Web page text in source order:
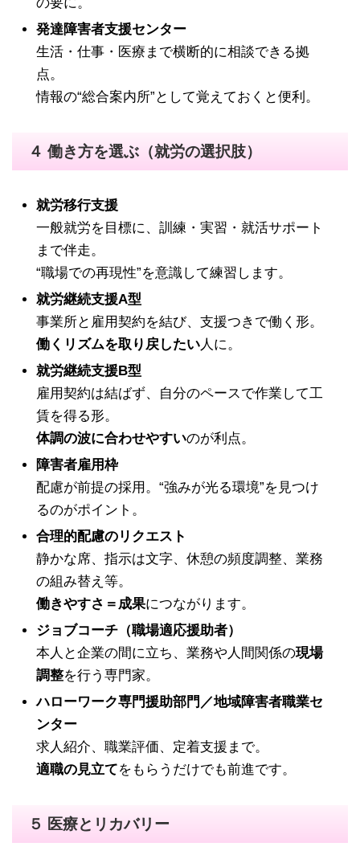
発達障害者支援センター
生活・仕事・医療まで横断的に相談できる拠
点。
情報の“総合案内所”として覚えておくと便利。
４ 働き方を選ぶ（就労の選択肢）
就労移行支援
一般就労を目標に、訓練・実習・就活サポート
まで伴走。
“職場での再現性”を意識して練習します。
就労継続支援A型
事業所と雇用契約を結び、支援つきで働く形。
働くリズムを取り戻したい人に。
就労継続支援B型
雇用契約は結ばず、自分のペースで作業して工
賃を得る形。
体調の波に合わせやすいのが利点。
障害者雇用枠
配慮が前提の採用。“強みが光る環境”を見つけ
るのがポイント。
合理的配慮のリクエスト
静かな席、指示は文字、休憩の頻度調整、業務
の組み替え等。
働きやすさ＝成果につながります。
ジョブコーチ（職場適応援助者）
本人と企業の間に立ち、業務や人間関係の現場
調整を行う専門家。
ハローワーク専門援助部門／地域障害者職業セ
ンター
求人紹介、職業評価、定着支援まで。
適職の見立てをもらうだけでも前進です。
５ 医療とリカバリー